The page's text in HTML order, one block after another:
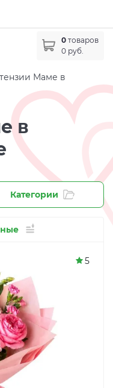
0 товаров
0 руб.
Маме в
в
Категории
5